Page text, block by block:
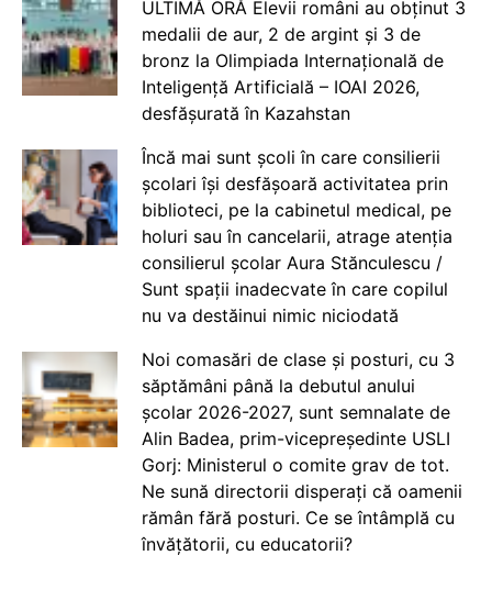
ULTIMĂ ORĂ Elevii români au obținut 3
medalii de aur, 2 de argint și 3 de
bronz la Olimpiada Internațională de
Inteligență Artificială – IOAI 2026,
desfășurată în Kazahstan
Încă mai sunt școli în care consilierii
școlari își desfășoară activitatea prin
biblioteci, pe la cabinetul medical, pe
holuri sau în cancelarii, atrage atenția
consilierul școlar Aura Stănculescu /
Sunt spații inadecvate în care copilul
nu va destăinui nimic niciodată
Noi comasări de clase și posturi, cu 3
săptămâni până la debutul anului
școlar 2026-2027, sunt semnalate de
Alin Badea, prim-vicepreședinte USLI
Gorj: Ministerul o comite grav de tot.
Ne sună directorii disperați că oamenii
rămân fără posturi. Ce se întâmplă cu
învățătorii, cu educatorii?